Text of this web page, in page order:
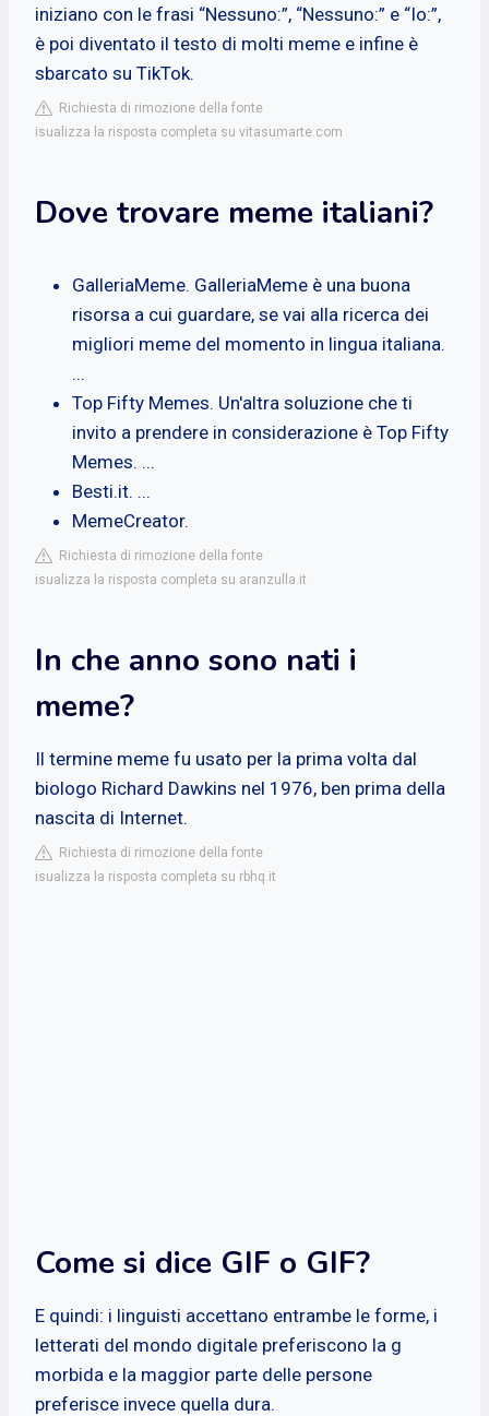
iniziano con le frasi “Nessuno:”, “Nessuno:” e “Io:”,
è poi diventato il testo di molti meme e infine è
sbarcato su TikTok.
Richiesta di rimozione della fonte
isualizza la risposta completa su vitasumarte.com
Dove trovare meme italiani?
GalleriaMeme. GalleriaMeme è una buona
risorsa a cui guardare, se vai alla ricerca dei
migliori meme del momento in lingua italiana.
...
Top Fifty Memes. Un'altra soluzione che ti
invito a prendere in considerazione è Top Fifty
Memes. ...
Besti.it. ...
MemeCreator.
Richiesta di rimozione della fonte
isualizza la risposta completa su aranzulla.it
In che anno sono nati i
meme?
Il termine meme fu usato per la prima volta dal
biologo Richard Dawkins nel 1976, ben prima della
nascita di Internet.
Richiesta di rimozione della fonte
isualizza la risposta completa su rbhq.it
Come si dice GIF o GIF?
E quindi: i linguisti accettano entrambe le forme, i
letterati del mondo digitale preferiscono la g
morbida e la maggior parte delle persone
preferisce invece quella dura.